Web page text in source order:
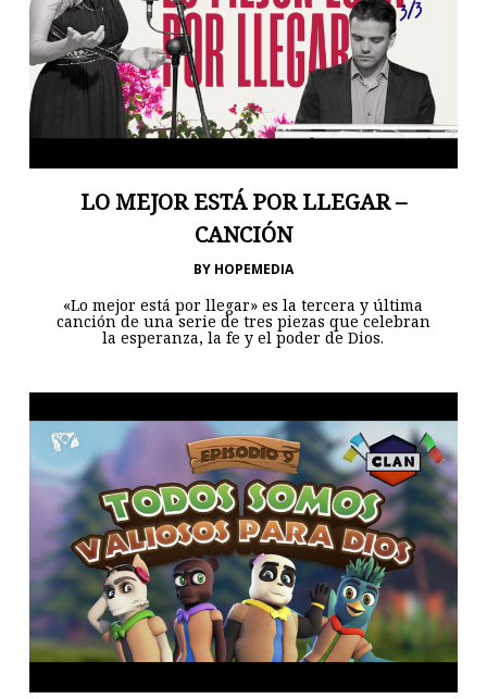
LO MEJOR ESTÁ POR LLEGAR –
CANCIÓN
BY HOPEMEDIA
«Lo mejor está por llegar» es la tercera y última
canción de una serie de tres piezas que celebran
la esperanza, la fe y el poder de Dios.